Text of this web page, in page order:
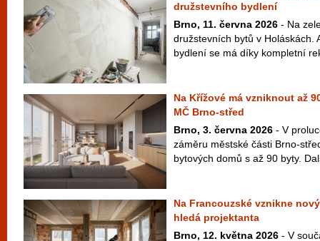
družstevního bydlení
Brno, 11. června 2026 - Na
družstevních bytů v Holáskách.
bydlení se má díky kompletní
Na Křížové má vzniknout až
MČ Brno-střed
Brno, 3. června 2026 - V
záměru městské části Brno-
bytových domů s až 90 byty.
Na Francouzské vznikne
hledá projektanta
Brno, 12. května 2026 - V